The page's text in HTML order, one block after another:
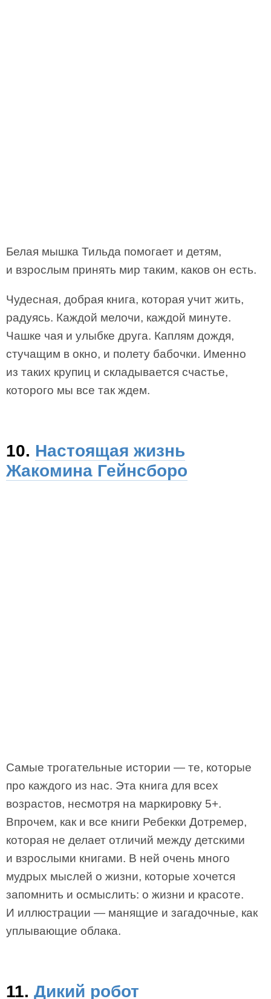
Белая мышка Тильда помогает и детям,
и взрослым принять мир таким, каков он есть.
Чудесная, добрая книга, которая учит жить,
радуясь. Каждой мелочи, каждой минуте.
Чашке чая и улыбке друга. Каплям дождя,
стучащим в окно, и полету бабочки. Именно
из таких крупиц и складывается счастье,
которого мы все так ждем.
10. Настоящая жизнь
Жакомина Гейнсборо
Самые трогательные истории — те, которые
про каждого из нас. Эта книга для всех
возрастов, несмотря на маркировку 5+.
Впрочем, как и все книги Ребекки Дотремер,
которая не делает отличий между детскими
и взрослыми книгами. В ней очень много
мудрых мыслей о жизни, которые хочется
запомнить и осмыслить: о жизни и красоте.
И иллюстрации — манящие и загадочные, как
уплывающие облака.
11. Дикий робот